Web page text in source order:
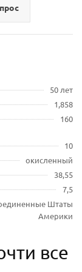
50 лет
1,858
160
10
окисленный
38,55
7,5
Штаты
Америки
все